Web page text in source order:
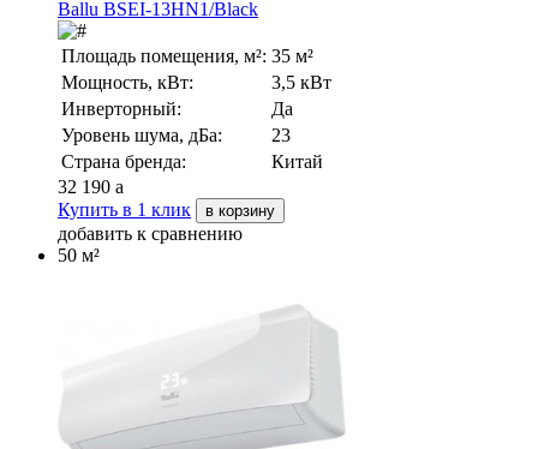
Ballu BSEI-13HN1/Black
Площадь помещения, м²: 35 м²
Мощность, кВт:
3,5 кВт
Инверторный:
Да
Уровень шума, дБа:
23
Страна бренда:
Китай
32 190 a
Купить в 1 клик
в корзину
добавить к сравнению
50 м²